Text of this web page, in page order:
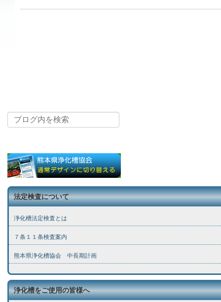
法定検査について
浄化槽法定検査とは
７条１１条検査案内
熊本県浄化槽協会 中長期計画
浄化槽をご使用の皆様へ